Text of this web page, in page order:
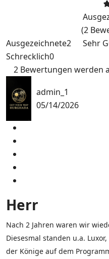
(2
Ausgezeichnete2 Sehr
Schrecklich0
2 Bewertungen werden
admin_1
05/14/2026
Herr
Nach 2 Jahren waren wir
Diesesmal standen u.a.
der Könige auf dem